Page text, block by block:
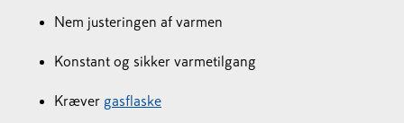
Nem justeringen af varmen
Konstant og sikker varmetilgang
Kræver gasflaske